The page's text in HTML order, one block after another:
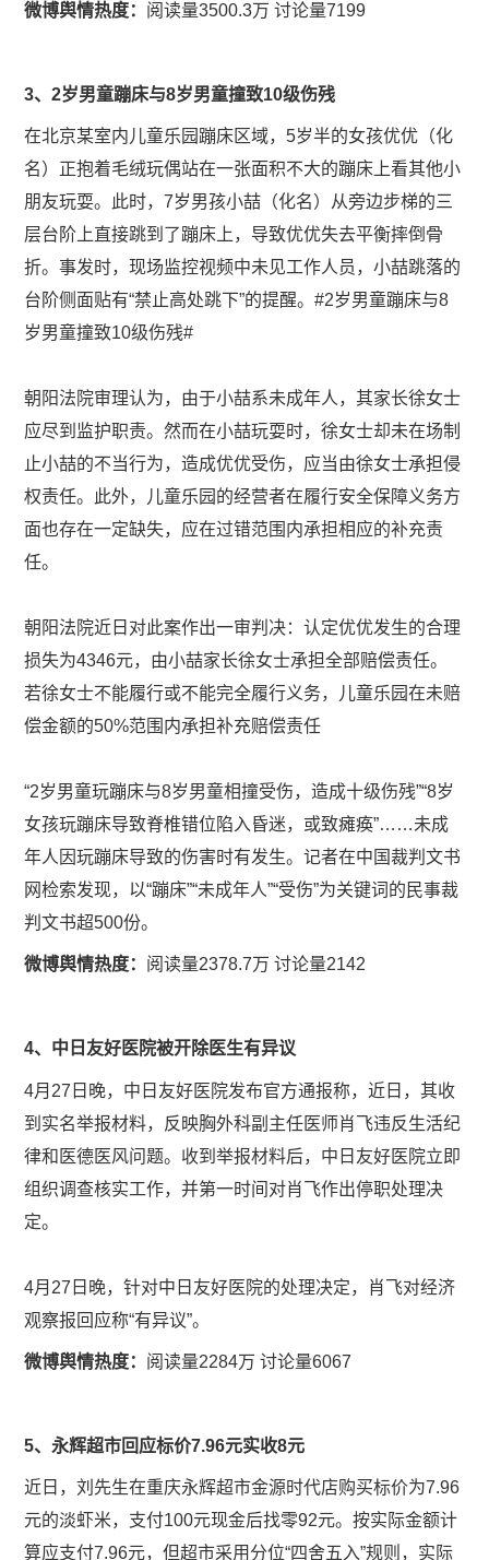
微博舆情热度： 阅读量3500.3万 讨论量7199
3、2岁男童蹦床与8岁男童撞致10级伤残
在北京某室内儿童乐园蹦床区域，5岁半的女孩优优（化
名）正抱着毛绒玩偶站在一张面积不大的蹦床上看其他小
朋友玩耍。此时，7岁男孩小喆（化名）从旁边步梯的三
层台阶上直接跳到了蹦床上，导致优优失去平衡摔倒骨
折。事发时，现场监控视频中未见工作人员，小喆跳落的
台阶侧面贴有“禁止高处跳下”的提醒。#2岁男童蹦床与8
岁男童撞致10级伤残#
朝阳法院审理认为，由于小喆系未成年人，其家长徐女士
应尽到监护职责。然而在小喆玩耍时，徐女士却未在场制
止小喆的不当行为，造成优优受伤，应当由徐女士承担侵
权责任。此外，儿童乐园的经营者在履行安全保障义务方
面也存在一定缺失，应在过错范围内承担相应的补充责
任。
朝阳法院近日对此案作出一审判决：认定优优发生的合理
损失为4346元，由小喆家长徐女士承担全部赔偿责任。
若徐女士不能履行或不能完全履行义务，儿童乐园在未赔
偿金额的50%范围内承担补充赔偿责任
“2岁男童玩蹦床与8岁男童相撞受伤，造成十级伤残”“8岁
女孩玩蹦床导致脊椎错位陷入昏迷，或致瘫痪”……未成
年人因玩蹦床导致的伤害时有发生。记者在中国裁判文书
网检索发现，以“蹦床”“未成年人”“受伤”为关键词的民事裁
判文书超500份。
微博舆情热度： 阅读量2378.7万 讨论量2142
4、中日友好医院被开除医生有异议
4月27日晚，中日友好医院发布官方通报称，近日，其收
到实名举报材料，反映胸外科副主任医师肖飞违反生活纪
律和医德医风问题。收到举报材料后，中日友好医院立即
组织调查核实工作，并第一时间对肖飞作出停职处理决
定。
4月27日晚，针对中日友好医院的处理决定，肖飞对经济
观察报回应称“有异议”。
微博舆情热度： 阅读量2284万 讨论量6067
5、永辉超市回应标价7.96元实收8元
近日，刘先生在重庆永辉超市金源时代店购买标价为7.96
元的淡虾米，支付100元现金后找零92元。按实际金额计
算应支付7.96元，但超市采用分位“四舍五入”规则，实际